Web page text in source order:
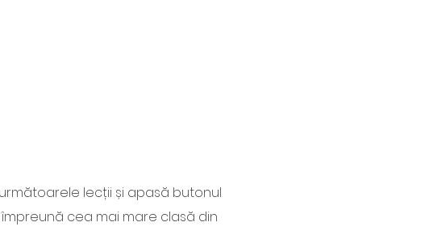
lecții și apasă butonul
împreună cea mai mare clasă din